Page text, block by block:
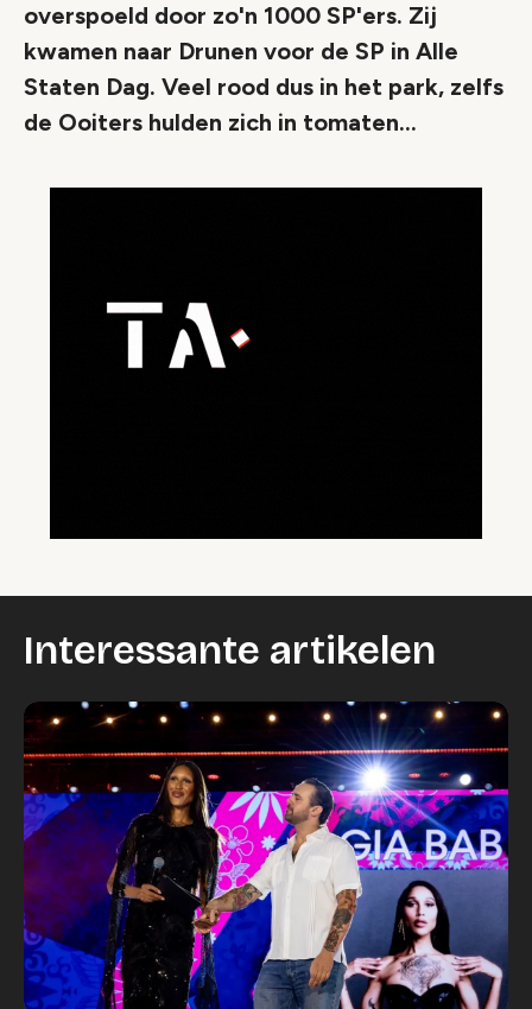
overspoeld door zo'n 1000 SP'ers. Zij
kwamen naar Drunen voor de SP in Alle
Staten Dag. Veel rood dus in het park, zelfs
de Ooiters hulden zich in tomaten...
Interessante artikelen